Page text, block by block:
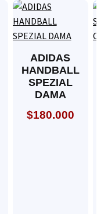
ADIDAS
HANDBALL
SPEZIAL
DAMA
$180.000